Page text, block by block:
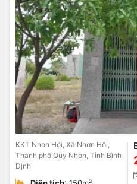
KKT Nhơn Hội, Xã Nhơn Hội,
Thành phố Quy Nhơn, Tỉnh Bình
Định